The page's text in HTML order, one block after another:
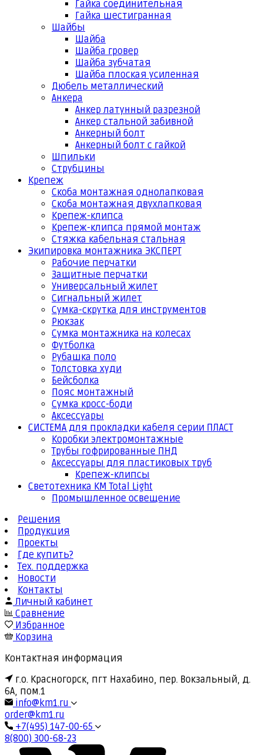
Гайка соединительная
Гайка шестигранная
Шайбы
Шайба
Шайба гровер
Шайба зубчатая
Шайба плоская усиленная
Дюбель металлический
Анкера
Анкер латунный разрезной
Анкер стальной забивной
Анкерный болт
Анкерный болт с гайкой
Шпильки
Струбцины
Крепеж
Скоба монтажная однолапковая
Скоба монтажная двухлапковая
Крепеж-клипса
Крепеж-клипса прямой монтаж
Стяжка кабельная стальная
Экипировка монтажника ЭКСПЕРТ
Рабочие перчатки
Защитные перчатки
Универсальный жилет
Сигнальный жилет
Сумка-скрутка для инструментов
Рюкзак
Сумка монтажника на колесах
Футболка
Рубашка поло
Толстовка худи
Бейсболка
Пояс монтажный
Сумка кросс-боди
Аксессуары
СИСТЕМА для прокладки кабеля серии ПЛАСТ
Коробки электромонтажные
Трубы гофрированные ПНД
Аксессуары для пластиковых труб
Крепеж-клипсы
Светотехника КМ Total Light
Промышленное освещение
Решения
Продукция
Проекты
Где купить?
Тех. поддержка
Новости
Контакты
Личный кабинет
Сравнение
Избранное
Корзина
Контактная информация
г.о. Красногорск, пгт Нахабино, пер. Вокзальный, д.
6А, пом.1
info@km1.ru
order@km1.ru
+7(495) 147-00-65
8(800) 300-68-23